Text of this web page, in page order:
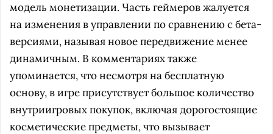
модель монетизации. Часть геймеров жалуется
на изменения в управлении по сравнению с бета-
версиями, называя новое передвижение менее
динамичным. В комментариях также
упоминается, что несмотря на бесплатную
основу, в игре присутствует большое количество
внутриигровых покупок, включая дорогостоящие
косметические предметы, что вызывает